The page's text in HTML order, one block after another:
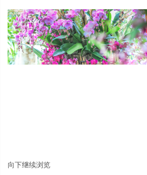
向下继续浏览